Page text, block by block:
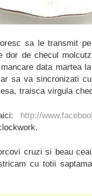
sa le transmit
de checul
data martea
sa va sincronizati
traisca virgula
http://
cruzi si beau
cu totii